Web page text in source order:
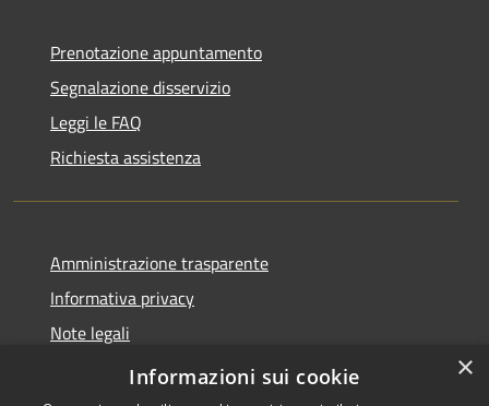
Prenotazione appuntamento
Segnalazione disservizio
Leggi le FAQ
Richiesta assistenza
Amministrazione trasparente
Informativa privacy
Note legali
Dichiarazione di accessibilità
×
Informazioni sui cookie